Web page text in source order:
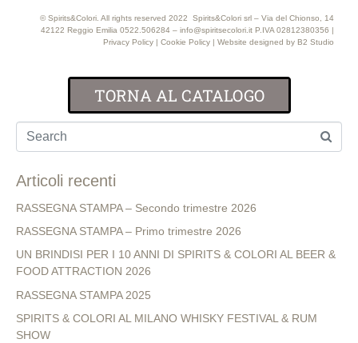
© Spirits&Colori. All rights reserved 2022 Spirits&Colori srl – Via del Chionso, 14
42122 Reggio Emilia 0522.506284 – info@spiritsecolori.it P.IVA 02812380356 |
Privacy Policy | Cookie Policy | Website designed by B2 Studio
TORNA AL CATALOGO
Articoli recenti
RASSEGNA STAMPA – Secondo trimestre 2026
RASSEGNA STAMPA – Primo trimestre 2026
UN BRINDISI PER I 10 ANNI DI SPIRITS & COLORI AL BEER &
FOOD ATTRACTION 2026
RASSEGNA STAMPA 2025
SPIRITS & COLORI AL MILANO WHISKY FESTIVAL & RUM
SHOW